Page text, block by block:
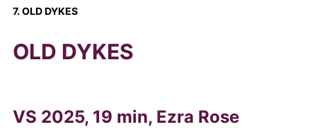
7. OLD DYKES
OLD DYKES
VS 2025, 19 min, Ezra Rose